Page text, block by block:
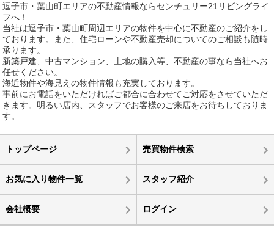
逗子市・葉山町エリアの不動産情報ならセンチュリー21リビングライ
フへ！
当社は逗子市・葉山町周辺エリアの物件を中心に不動産のご紹介をし
ております。また、住宅ローンや不動産売却についてのご相談も随時
承ります。
新築戸建、中古マンション、土地の購入等、不動産の事なら当社へお
任せください。
海近物件や海見えの物件情報も充実しております。
事前にお電話をいただければご都合に合わせてご対応をさせていただ
きます。明るい店内、スタッフでお客様のご来店をお待ちしておりま
す。
トップページ 売買物件検索
お気に入り物件一覧 スタッフ紹介
会社概要 ログイン